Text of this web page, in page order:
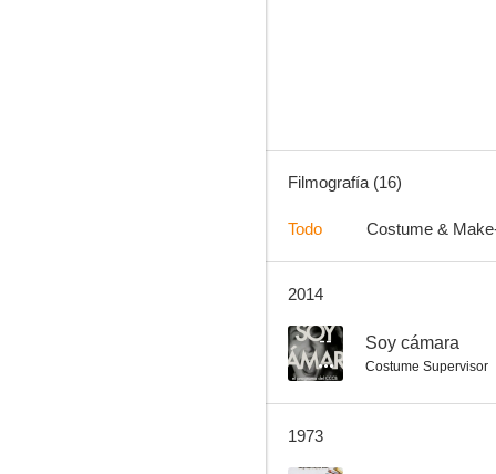
Filmografía (16)
Todo Costume &
2014
-- Soy cámara
Costume Supervisor
1973